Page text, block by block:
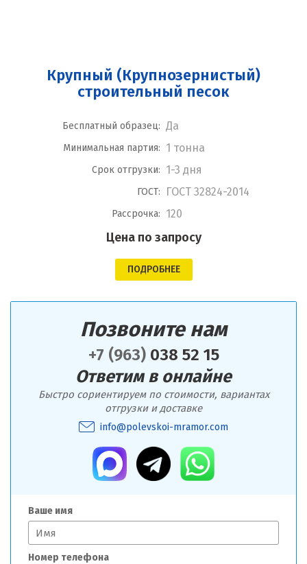
Крупный (Крупнозернистый)
строительный песок
Бесплатный образец: Да
Минимальная партия: 1 тонна
Срок отгрузки: 1-3 дня
ГОСТ: ГОСТ 32824-2014
Рассрочка: 120
Цена по запросу
ПОДРОБНЕЕ
Позвоните нам
+7 (963)038 52 15
Ответим в онлайне
Быстро сориентируем по стоимости, вариантах
отгрузки и доставке
info@polevskoi-mramor.com
Ваше имя
Номер телефона